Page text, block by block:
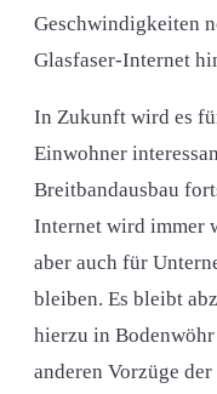
Geschwindigkeiten
Glasfaser-Internet
In Zukunft wird es
Einwohner
Breitbandausbau
Internet wird immer
aber auch für
bleiben. Es bleibt
hierzu in
anderen Vorzüge